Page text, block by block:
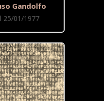
Gandolfo
25/01/1977